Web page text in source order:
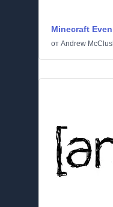
Minecraft
от Andrew